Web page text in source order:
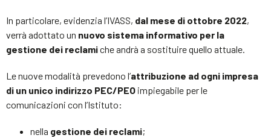
In particolare, evidenzia l’IVASS, dal mese di ottobre 2022,
verrà adottato un nuovo sistema informativo per la
gestione dei reclamiche andrà a sostituire quello attuale.
Le nuove modalità prevedono l’attribuzione ad ogni impresa
di un unico indirizzo PEC/PEO impiegabile per le
comunicazioni con l’Istituto:
nella gestione dei reclami;